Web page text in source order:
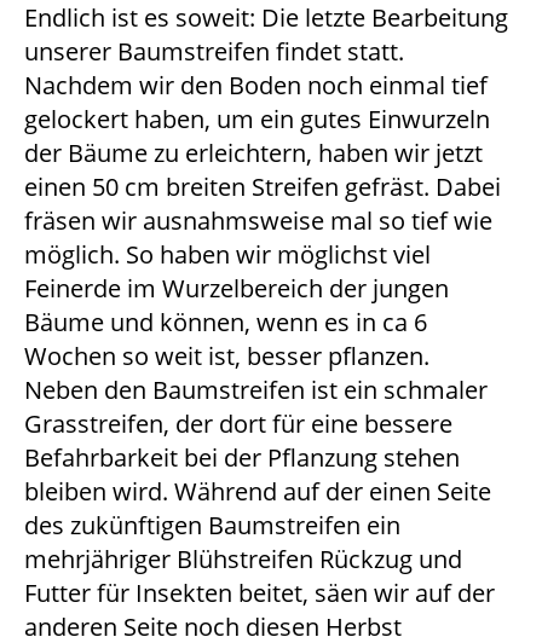
Endlich ist es soweit: Die letzte Bearbeitung
unserer Baumstreifen findet statt.
Nachdem wir den Boden noch einmal tief
gelockert haben, um ein gutes Einwurzeln
der Bäume zu erleichtern, haben wir jetzt
einen 50 cm breiten Streifen gefräst. Dabei
fräsen wir ausnahmsweise mal so tief wie
möglich. So haben wir möglichst viel
Feinerde im Wurzelbereich der jungen
Bäume und können, wenn es in ca 6
Wochen so weit ist, besser pflanzen.
Neben den Baumstreifen ist ein schmaler
Grasstreifen, der dort für eine bessere
Befahrbarkeit bei der Pflanzung stehen
bleiben wird. Während auf der einen Seite
des zukünftigen Baumstreifen ein
mehrjähriger Blühstreifen Rückzug und
Futter für Insekten beitet, säen wir auf der
anderen Seite noch diesen Herbst